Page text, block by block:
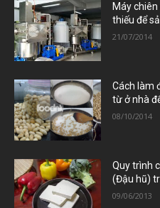
Máy
thiếu để
21/07/2014
Cách làm
từ ở nhà
08/10/2014
Quy trình
(Đậu hũ)
09/06/2013